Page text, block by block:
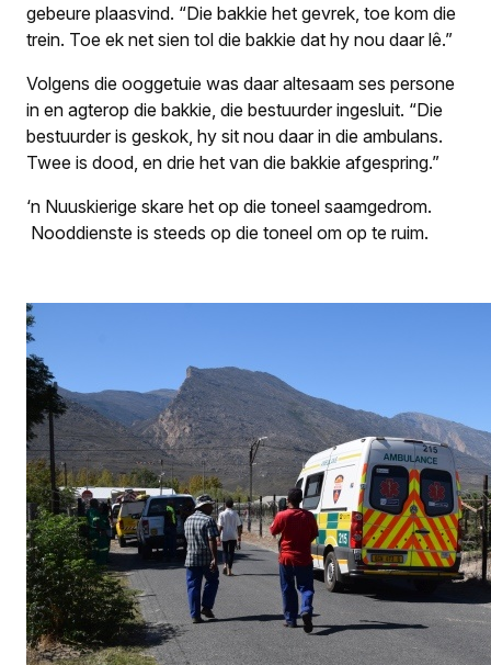
gebeure plaasvind. “Die bakkie het gevrek, toe kom die
trein. Toe ek net sien tol die bakkie dat hy nou daar lê.”
Volgens die ooggetuie was daar altesaam ses persone
in en agterop die bakkie, die bestuurder ingesluit. “Die
bestuurder is geskok, hy sit nou daar in die ambulans.
Twee is dood, en drie het van die bakkie afgespring.”
‘n Nuuskierige skare het op die toneel saamgedrom.
Nooddienste is steeds op die toneel om op te ruim.